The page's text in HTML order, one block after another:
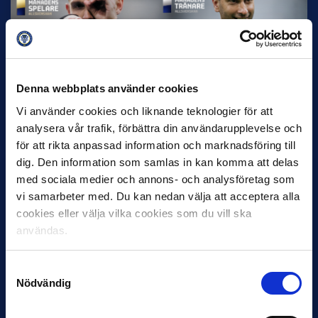
Denna webbplats använder cookies
Vi använder cookies och liknande teknologier för att
analysera vår trafik, förbättra din användarupplevelse och
för att rikta anpassad information och marknadsföring till
dig. Den information som samlas in kan komma att delas
med sociala medier och annons- och analysföretag som
vi samarbeter med. Du kan nedan välja att acceptera alla
cookies eller välja vilka cookies som du vill ska
användas.
Nödvändig
12 JUNI
Samma vinnare som i…
11 JUNI
VM-spelare med förflutet i Allsvenskan
Bosnien & Hercegovina Armin Gigovic — Helsingborgs IF